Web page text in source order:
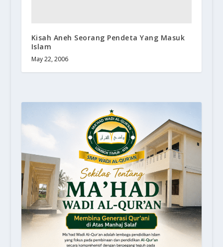
Kisah Aneh Seorang Pendeta Yang Masuk
Islam
May 22, 2006